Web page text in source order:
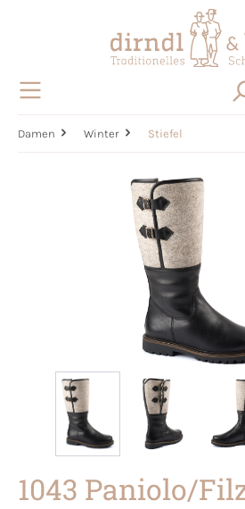
Damen Winter Stiefel
Bildergalerie überspringen
1043 Paniolo/